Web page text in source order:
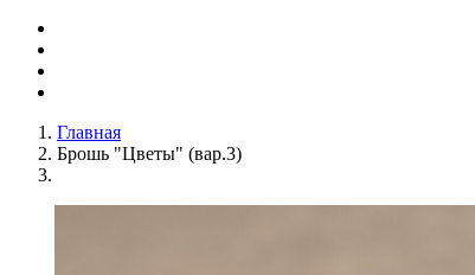
Главная
Брошь "Цветы" (вар.3)